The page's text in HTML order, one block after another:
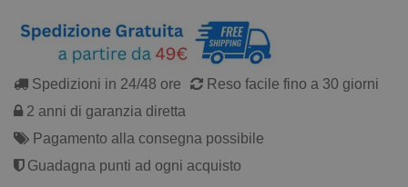
Spedizioni in 24/48 ore
Reso facile fino a 30 giorni
2 anni di garanzia diretta
Pagamento alla consegna possibile
Guadagna punti ad ogni acquisto